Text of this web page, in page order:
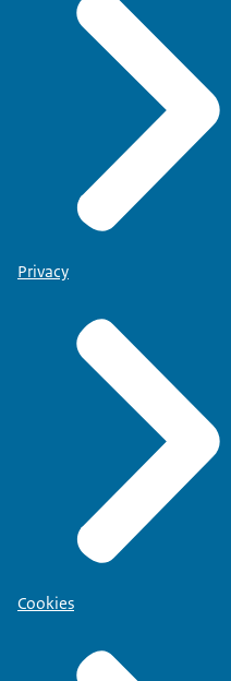
Privacy
Cookies